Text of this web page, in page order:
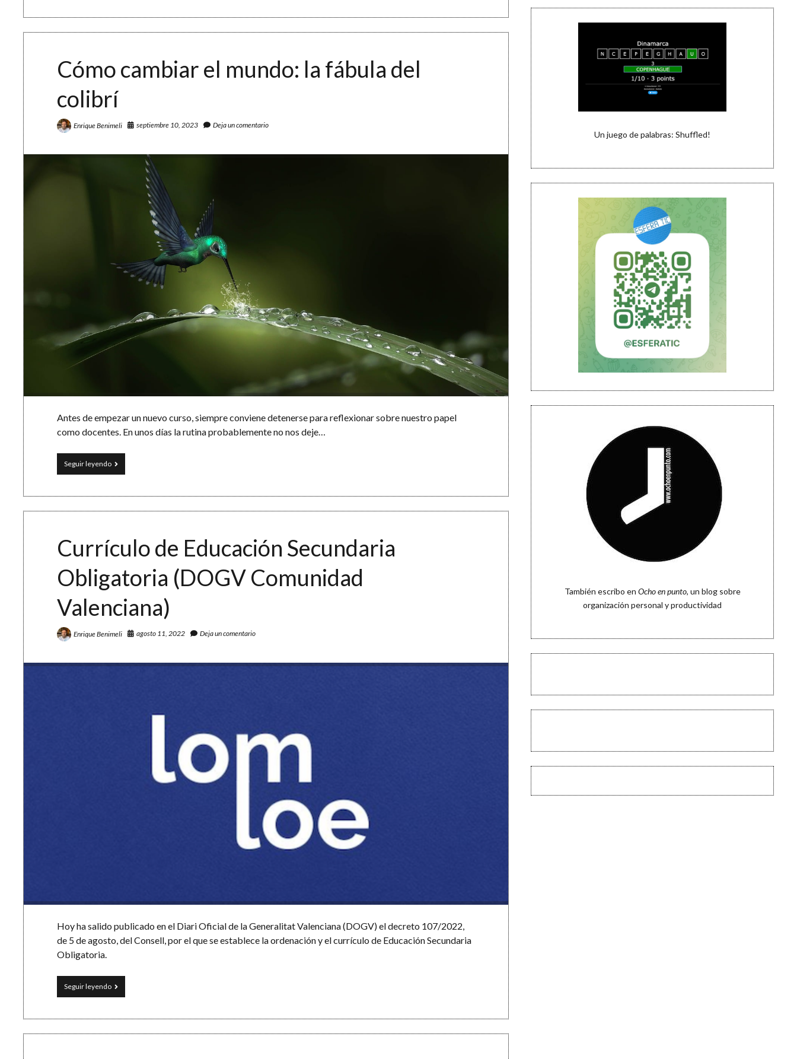
un
lenguas
y
ajedrez
Cómo cambiar el mundo: la fábula del
colibrí
Enrique Benimeli septiembre 10, 2023 Deja un comentario
Antes de empezar un nuevo curso, siempre conviene detenerse para reflexionar sobre nuestro papel
como docentes. En unos días la rutina probablemente no nos deje…
Seguir leyendoCómo
cambiar
mundo:
Currículo de Educación Secundaria
Obligatoria (DOGV Comunidad
Valenciana)
Enrique Benimeli agosto 11, 2022 Deja un comentario
Hoy ha salido publicado en el Diari Oficial de la Generalitat Valenciana (DOGV) el decreto 107/2022,
de 5 de agosto, del Consell, por el que se establece la ordenación y el currículo de Educación Secundaria
Obligatoria.
Seguir leyendoCurrículo
de
Secundaria
Un juego de palabras: Shuffled!
También escribo en Ocho en punto, un blog sobre
organización personal y productividad